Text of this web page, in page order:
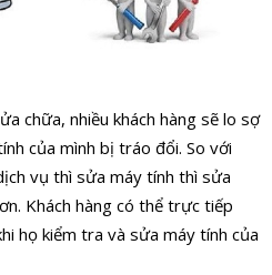
chữa, nhiều khách hàng sẽ lo sợ
của mình bị tráo đổi. So với
vụ thì sửa máy tính thì sửa
Khách hàng có thể trực tiếp
họ kiểm tra và sửa máy tính của